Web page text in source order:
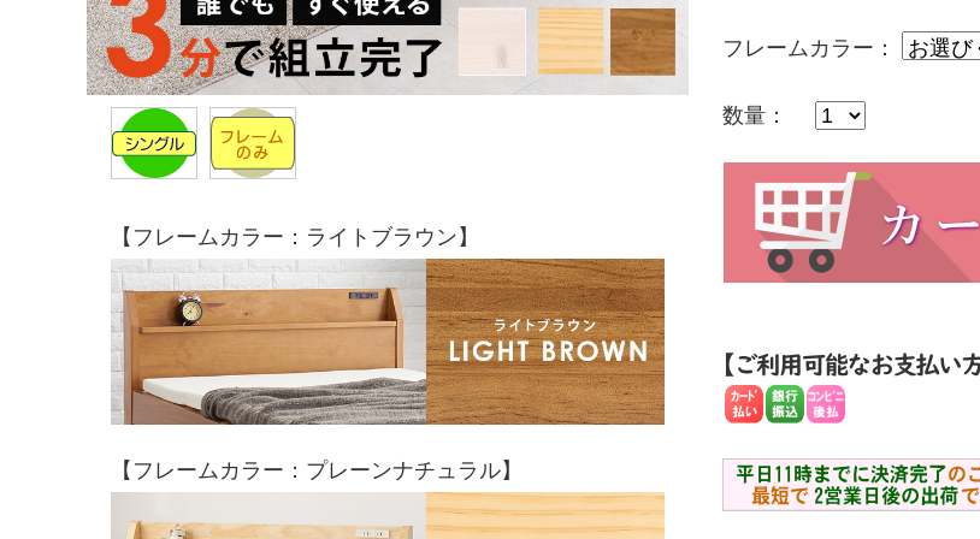
【フレームカラー：ライトブラウン】
【フレームカラー：プレーンナチュラル】
フレームカラー：
数量：